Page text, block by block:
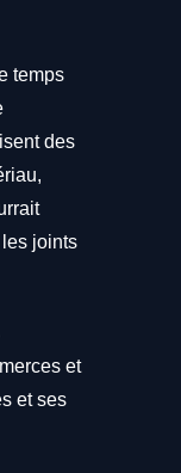
temps
des
joints
et
et ses